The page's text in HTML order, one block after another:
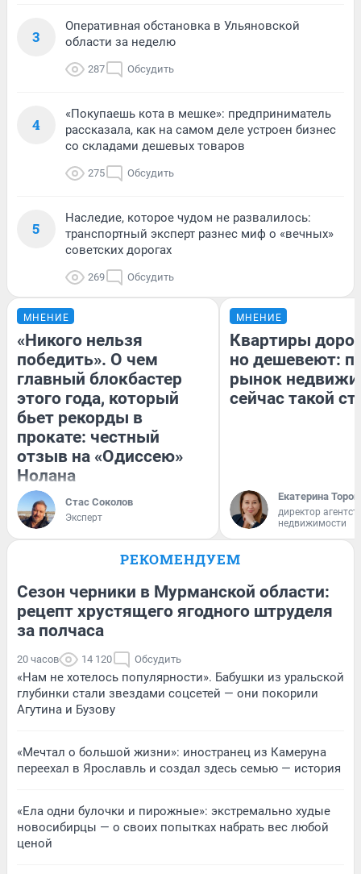
3
Оперативная обстановка в Ульяновской
области за неделю
287 Обсудить
4
«Покупаешь кота в мешке»: предприниматель
рассказала, как на самом деле устроен бизнес
со складами дешевых товаров
275 Обсудить
5
Наследие, которое чудом не развалилось:
транспортный эксперт разнес миф о «вечных»
советских дорогах
269 Обсудить
МНЕНИЕ
«Никого нельзя
победить». О чем
главный блокбастер
этого года, который
бьет рекорды в
прокате: честный
отзыв на «Одиссею»
Нолана
Стас Соколов
Эксперт
МНЕНИЕ
Квартиры
но дешевеют:
рынок
сейчас такой
Екатерина
директор
недвижимости
РЕКОМЕНДУЕМ
Сезон черники в Мурманской области:
рецепт хрустящего ягодного штруделя
за полчаса
20 часов 14 120 Обсудить
«Нам не хотелось популярности». Бабушки из уральской
глубинки стали звездами соцсетей — они покорили
Агутина и Бузову
«Мечтал о большой жизни»: иностранец из Камеруна
переехал в Ярославль и создал здесь семью — история
«Ела одни булочки и пирожные»: экстремально худые
новосибирцы — о своих попытках набрать вес любой
ценой